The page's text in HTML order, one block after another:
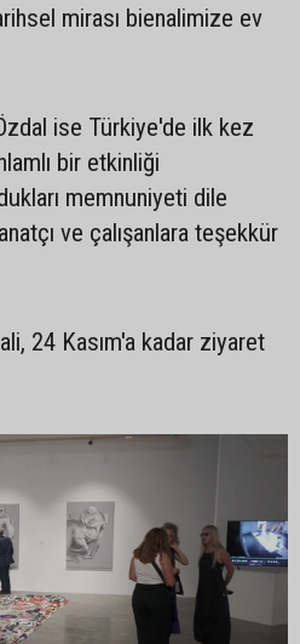
mirası bienalimize ev
ise Türkiye'de ilk kez
bir etkinliği
memnuniyeti dile
ve çalışanlara teşekkür
24 Kasım'a kadar ziyaret